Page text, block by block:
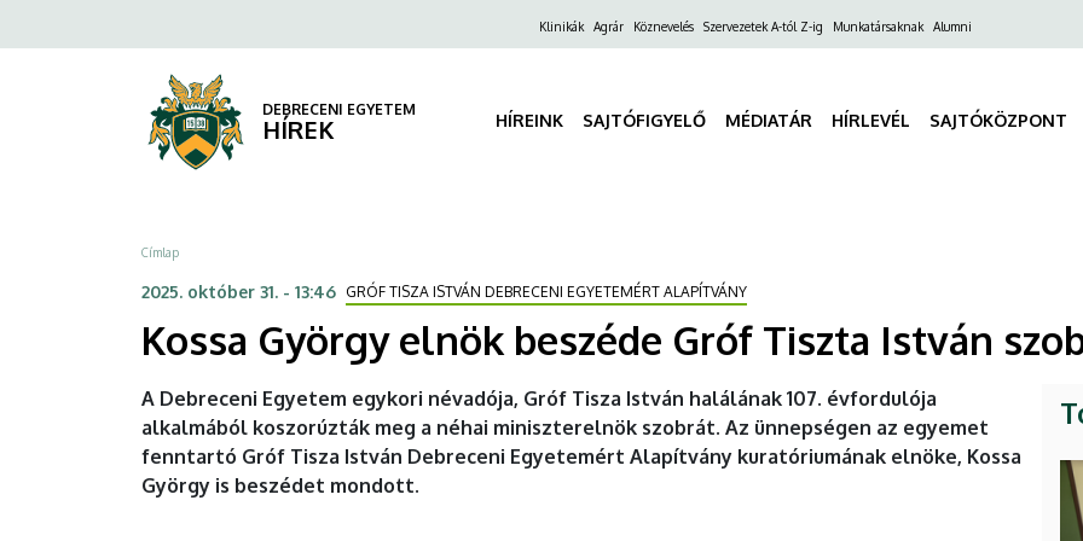
szobránál
DEBRECENI
a
FelsőKlinikák Agrár Köznevelés Szervezetek A-tól Z-ig Munkatársaknak Alumni
DEBRECENI EGYETEM
HÍREK HÍREINK SAJTÓFIGYELŐ MÉDIATÁR HÍRLEVÉL SAJTÓKÖZPONT
Morzsa
Címlap
2025. október 31. - 13:46 GRÓF TISZA ISTVÁN DEBRECENI EGYETEMÉRT ALAPÍTVÁNY
Kossa György elnök beszéde Gróf Tiszta István
A Debreceni Egyetem egykori névadója, Gróf Tisza István halálának 107. évfordulója
alkalmából koszorúzták meg a néhai miniszterelnök szobrát. Az ünnepségen az egyemet
fenntartó Gróf Tisza István Debreceni Egyetemért Alapítvány kuratóriumának elnöke, Kossa
György is beszédet mondott.